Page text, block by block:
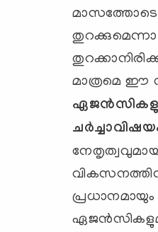
മാത്രമെ ഈ
പ്രധാനമായും